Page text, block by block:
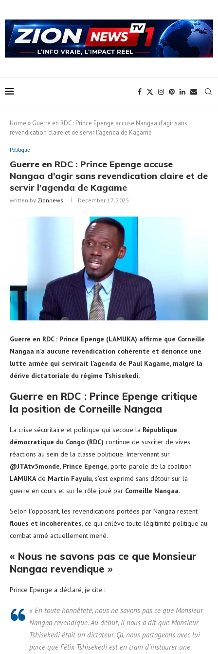
Home » Guerre en RDC : Prince Epenge accuse Nangaa d’agir sans
revendication claire et de servir l’agenda de Kagame
Politique
Guerre en RDC : Prince Epenge accuse
Nangaa d’agir sans revendication claire et de
servir l’agenda de Kagame
written by Zionnews December 17, 2025
Guerre en RDC : Prince Epenge (LAMUKA) affirme que Corneille
Nangaa n’a aucune revendication cohérente et dénonce une
lutte armée qui servirait l’agenda de Paul Kagame, malgré la
dérive dictatoriale du régime Tshisekedi.
Guerre en RDC : Prince Epenge critique
la position de Corneille Nangaa
La crise sécuritaire et politique qui secoue la République
démocratique du Congo (RDC) continue de susciter de vives
réactions au sein de la classe politique. Intervenant sur
@JTAtv5monde, Prince Epenge, porte-parole de la coalition
LAMUKAde Martin Fayulu, s’est exprimé sans détour sur la
guerre en cours et sur le rôle joué par Corneille Nangaa.
Selon l’opposant, les revendications portées par Nangaa restent
floues et incohérentes, ce qui enlève toute légitimité politique au
combat armé actuellement mené.
« Nous ne savons pas ce que Monsieur
Nangaa revendique »
Prince Epenge a déclaré, je cite :
« En toute honnêteté, nous ne savons pas ce que Monsieur
Nangaa revendique. Au début, il nous a dit que Monsieur
Tshisekedi était un dictateur. Ça, nous partageons avec lui
parce que Félix Tshisekedi est en train d’instaurer une